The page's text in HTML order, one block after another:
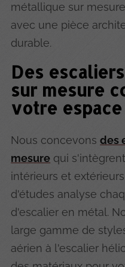
métallique sur
avec une pièce
durable.
Des
sur mesure
votre
Nous concevonsdes
mesure qui
intérieurs et
d'études analyse
d'escalier en métal.
large gamme de
aérien à l'escalier